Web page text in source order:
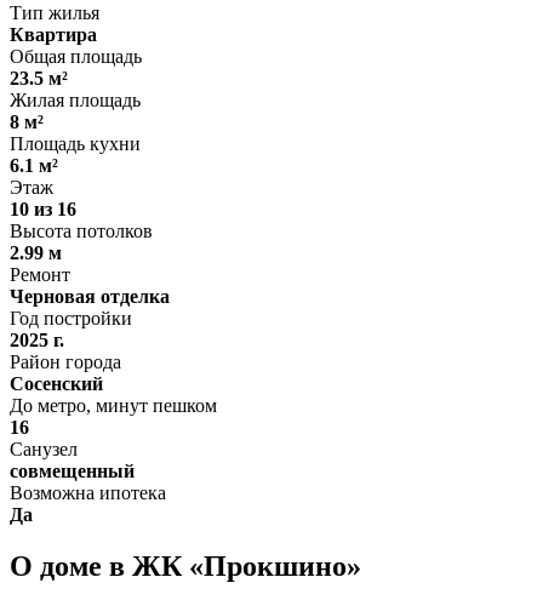
Тип жилья
Квартира
Общая площадь
23.5 м²
Жилая площадь
8 м²
Площадь кухни
6.1 м²
Этаж
10 из 16
Высота потолков
2.99 м
Ремонт
Черновая отделка
Год постройки
2025 г.
Район города
Сосенский
До метро, минут пешком
16
Санузел
совмещенный
Возможна ипотека
Да
О доме в ЖК «Прокшино»